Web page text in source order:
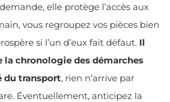
elle protège l’accès aux
vous regroupez vos pièces bien
si l’un d’eux fait défaut. Il
la chronologie des démarches
du transport, rien n’arrive par
Éventuellement, anticipez la